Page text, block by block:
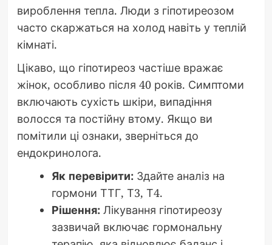
вироблення тепла. Люди з гіпотиреозом
часто скаржаться на холод навіть у теплій
кімнаті.
Цікаво, що гіпотиреоз частіше вражає
жінок, особливо після 40 років. Симптоми
включають сухість шкіри, випадіння
волосся та постійну втому. Якщо ви
помітили ці ознаки, зверніться до
ендокринолога.
Як перевірити:Здайте аналіз на
гормони ТТГ, Т3, Т4.
Рішення:Лікування гіпотиреозу
зазвичай включає гормональну